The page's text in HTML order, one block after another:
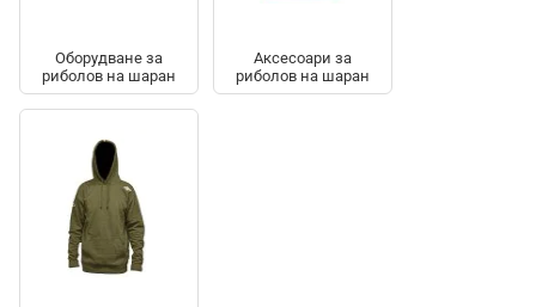
Оборудване за
риболов на шаран
Аксесоари за
риболов на шаран